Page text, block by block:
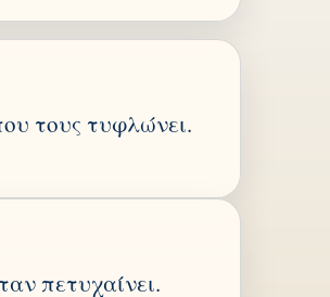
τους τυφλώνει.
πετυχαίνει.